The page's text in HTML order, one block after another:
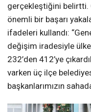
gerçekleştiğini belirtti.
önemli bir başarı
ifadeleri kullandı:
değişim iradesiyle ülke
232’den 412’ye
varken üç ilçe
başkanlarımızın